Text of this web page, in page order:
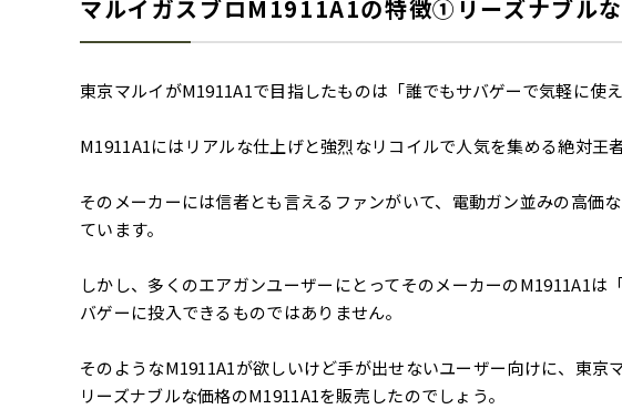
マルイガスブロM1911A1の特徴①リーズナブル
東京マルイがM1911A1で目指したものは「誰でもサバゲーで気軽に使
M1911A1にはリアルな仕上げと強烈なリコイルで人気を集める絶対王
そのメーカーには信者とも言えるファンがいて、電動ガン並みの高価
ています。
しかし、多くのエアガンユーザーにとってそのメーカーのM1911A1は
バゲーに投入できるものではありません。
そのようなM1911A1が欲しいけど手が出せないユーザー向けに、東京
リーズナブルな価格のM1911A1を販売したのでしょう。